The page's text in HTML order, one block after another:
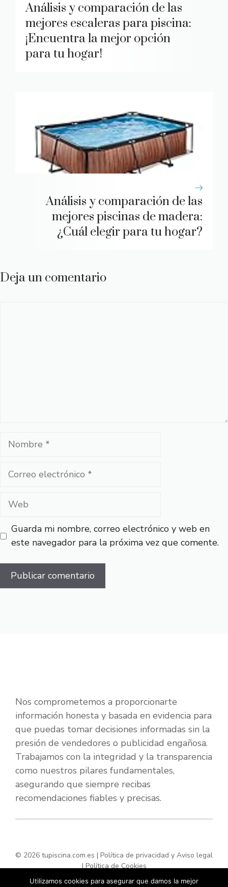
Análisis y comparación de las
mejores escaleras para piscina:
¡Encuentra la mejor opción
para tu hogar!
Análisis y comparación de las
mejores piscinas de madera:
¿Cuál elegir para tu hogar?
Deja un comentario
Nombre
Correo
Web
Guarda mi nombre, correo electrónico y web en
este navegador para la próxima vez que comente.
Nos comprometemos a proporcionarte
información honesta y basada en evidencia para
que puedas tomar decisiones informadas sin la
presión de vendedores o publicidad engañosa.
Trabajamos con la integridad y la transparencia
como nuestros pilares fundamentales,
asegurando que siempre recibas
recomendaciones fiables y precisas.
© 2026 tupiscina.com.es | Política de privacidad y Aviso legal
|Política de Cookies
Utilizamos cookies para asegurar que damos la mejor